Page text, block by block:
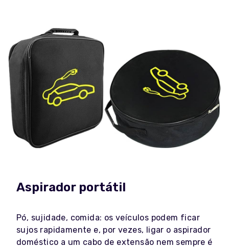
Aspirador portátil
Pó, sujidade, comida: os veículos podem ficar
sujos rapidamente e, por vezes, ligar o aspirador
doméstico a um cabo de extensão nem sempre é